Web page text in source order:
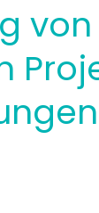
von